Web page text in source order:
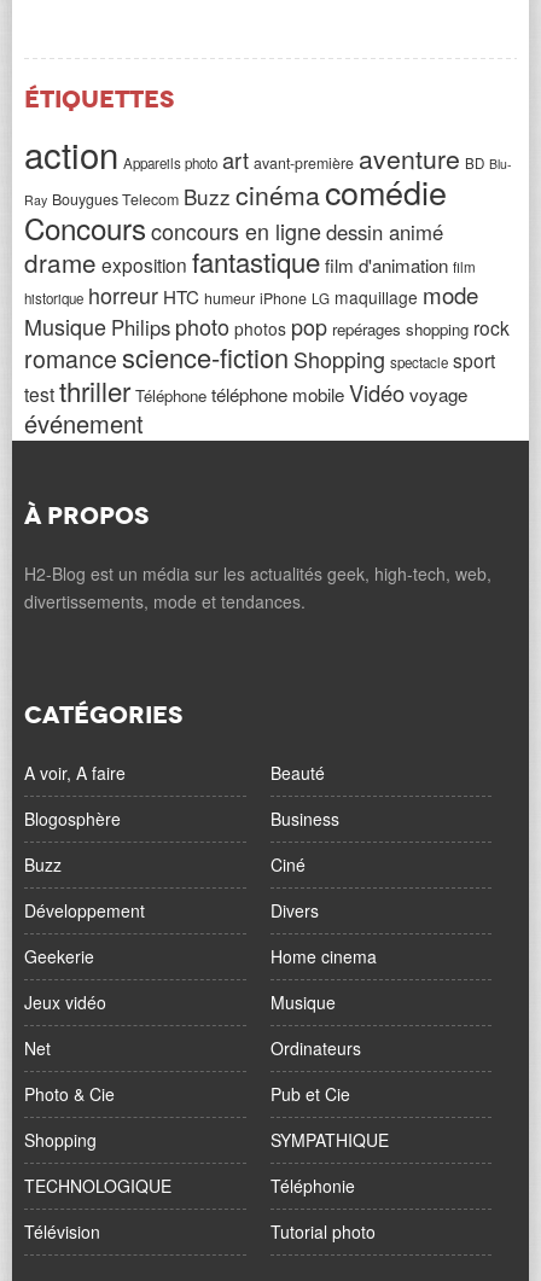
Étiquettes
action Appareils photo art avant-première aventure BD Blu-
Ray Bouygues Telecom Buzz cinémacomédie
Concoursconcours en lignedessin animé
drame exposition fantastiquefilm d'animation film
historique horreur HTC humeur iPhone LG maquillage mode
Musique Philips photo photos pop repérages shopping rock
romancescience-fiction Shopping spectacle sport
testthriller Téléphone téléphone mobileVidéovoyage
événement
À PROPOS
H2-Blog est un média sur les actualités geek, high-tech, web,
divertissements, mode et tendances.
CATÉGORIES
A voir, A faire
Beauté
Blogosphère
Business
Buzz
Ciné
Développement
Divers
Geekerie
Home cinema
Jeux vidéo
Musique
Net
Ordinateurs
Photo & Cie
Pub et Cie
Shopping
SYMPATHIQUE
TECHNOLOGIQUE
Téléphonie
Télévision
Tutorial photo